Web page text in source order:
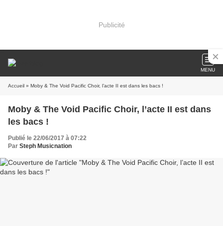
Publicité
MENU
Accueil » Moby & The Void Pacific Choir, l’acte II est dans les bacs !
Moby & The Void Pacific Choir, l’acte II est dans
les bacs !
Publié le 22/06/2017 à 07:22
Par Steph Musicnation